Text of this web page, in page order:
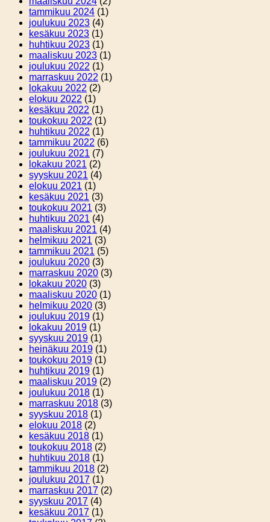
tammikuu 2024 (1)
joulukuu 2023 (4)
kesäkuu 2023 (1)
huhtikuu 2023 (1)
maaliskuu 2023 (1)
joulukuu 2022 (1)
marraskuu 2022 (1)
lokakuu 2022 (2)
elokuu 2022 (1)
kesäkuu 2022 (1)
toukokuu 2022 (1)
huhtikuu 2022 (1)
tammikuu 2022 (6)
joulukuu 2021 (7)
lokakuu 2021 (2)
syyskuu 2021 (4)
elokuu 2021 (1)
kesäkuu 2021 (3)
toukokuu 2021 (3)
huhtikuu 2021 (4)
maaliskuu 2021 (4)
helmikuu 2021 (3)
tammikuu 2021 (5)
joulukuu 2020 (3)
marraskuu 2020 (3)
lokakuu 2020 (3)
maaliskuu 2020 (1)
helmikuu 2020 (3)
joulukuu 2019 (1)
lokakuu 2019 (1)
syyskuu 2019 (1)
heinäkuu 2019 (1)
toukokuu 2019 (1)
huhtikuu 2019 (1)
maaliskuu 2019 (2)
joulukuu 2018 (1)
marraskuu 2018 (3)
syyskuu 2018 (1)
elokuu 2018 (2)
kesäkuu 2018 (1)
toukokuu 2018 (2)
huhtikuu 2018 (1)
tammikuu 2018 (2)
joulukuu 2017 (1)
marraskuu 2017 (2)
syyskuu 2017 (4)
kesäkuu 2017 (1)